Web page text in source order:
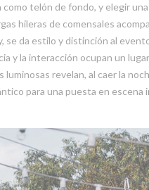
como telón de fondo, y elegir
hileras de comensales
se da estilo y distinción al
y la interacción ocupan un
luminosas revelan, al caer la
para una puesta en escena